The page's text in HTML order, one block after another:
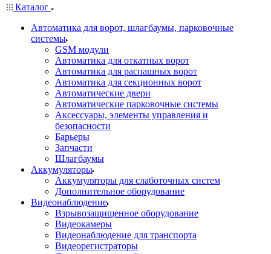
Каталог
Автоматика для ворот, шлагбаумы, парковочные
системы
GSM модули
Автоматика для откатных ворот
Автоматика для распашных ворот
Автоматика для секционных ворот
Автоматические двери
Автоматические парковочные системы
Аксессуары, элементы управления и
безопасности
Барьеры
Запчасти
Шлагбаумы
Аккумуляторы
Аккумуляторы для слаботочных систем
Дополнительное оборудование
Видеонаблюдение
Взрывозащищенное оборудование
Видеокамеры
Видеонаблюдение для транспорта
Видеорегистраторы